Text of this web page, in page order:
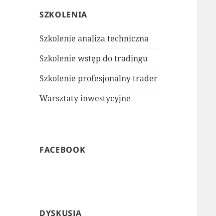
SZKOLENIA
Szkolenie analiza techniczna
Szkolenie wstęp do tradingu
Szkolenie profesjonalny trader
Warsztaty inwestycyjne
FACEBOOK
DYSKUSJA